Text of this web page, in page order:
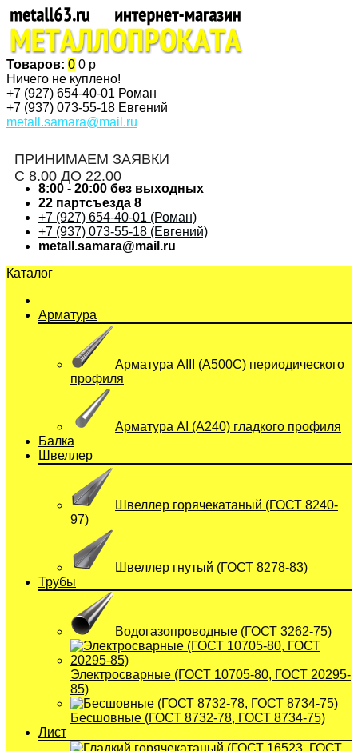
Товаров: 0 0 р
Ничего не куплено!
+7 (927) 654-40-01 Роман
+7 (937) 073-55-18 Евгений
metall.samara@mail.ru
ПРИНИМАЕМ ЗАЯВКИ
С 8.00 ДО 22.00
8:00 - 20:00 без выходных
22 партсъезда 8
+7 (927) 654-40-01 (Роман)
+7 (937) 073-55-18 (Евгений)
metall.samara@mail.ru
Каталог
Арматура
Арматура АIII (А500С) периодического
профиля
Арматура АI (A240) гладкого профиля
Балка
Швеллер
Швеллер горячекатаный (ГОСТ 8240-
97)
Швеллер гнутый (ГОСТ 8278-83)
Трубы
Водогазопроводные (ГОСТ 3262-75)
Электросварные (ГОСТ 10705-80, ГОСТ 20295-
85)
Бесшовные (ГОСТ 8732-78, ГОСТ 8734-75)
Лист